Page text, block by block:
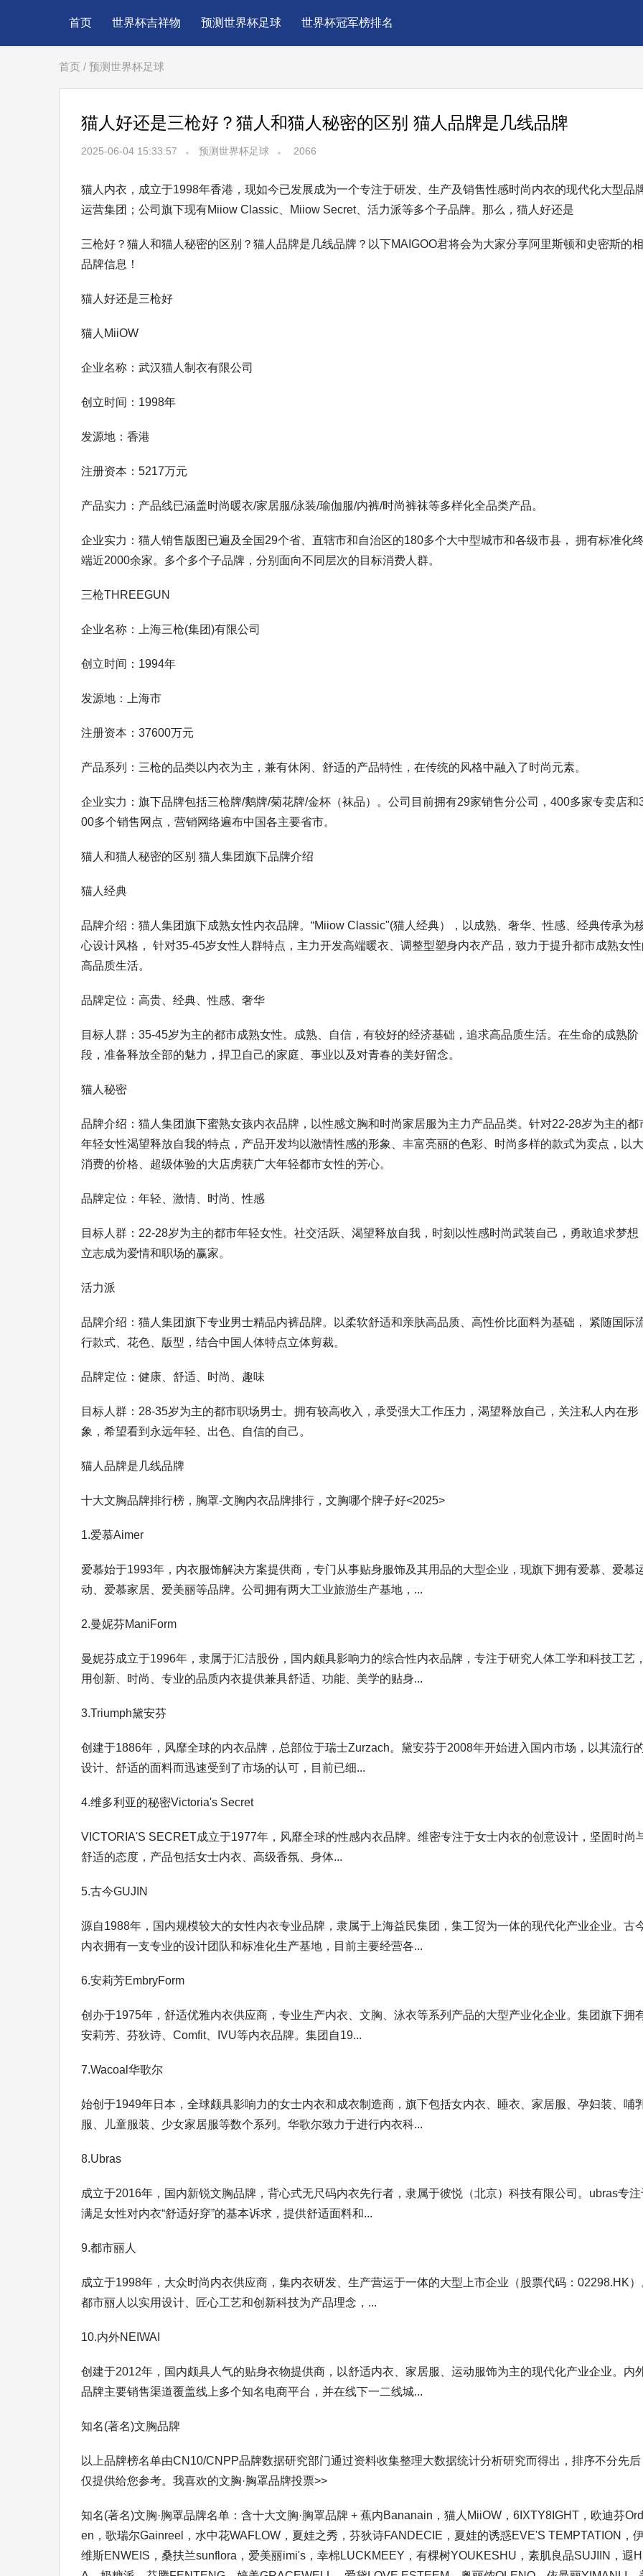
首页 世界杯吉祥物 预测世界杯足球 世界杯冠军榜排名
首页 / 预测世界杯足球
猫人好还是三枪好？猫人和猫人秘密的区别 猫人品牌是几线品牌
2025-06-04 15:33:57 预测世界杯足球 2066
猫人内衣，成立于1998年香港，现如今已发展成为一个专注于研发、生产及销售性感时尚内衣的现代化大型品
运营集团；公司旗下现有Miiow Classic、Miiow Secret、活力派等多个子品牌。那么，猫人好还是
三枪好？猫人和猫人秘密的区别？猫人品牌是几线品牌？以下MAIGOO君将会为大家分享阿里斯顿和史密斯的
品牌信息！
猫人好还是三枪好
猫人MiiOW
企业名称：武汉猫人制衣有限公司
创立时间：1998年
发源地：香港
注册资本：5217万元
产品实力：产品线已涵盖时尚暖衣/家居服/泳装/瑜伽服/内裤/时尚裤袜等多样化全品类产品。
企业实力：猫人销售版图已遍及全国29个省、直辖市和自治区的180多个大中型城市和各级市县， 拥有标准化
端近2000余家。多个多个子品牌，分别面向不同层次的目标消费人群。
三枪THREEGUN
企业名称：上海三枪(集团)有限公司
创立时间：1994年
发源地：上海市
注册资本：37600万元
产品系列：三枪的品类以内衣为主，兼有休闲、舒适的产品特性，在传统的风格中融入了时尚元素。
企业实力：旗下品牌包括三枪牌/鹅牌/菊花牌/金杯（袜品）。公司目前拥有29家销售分公司，400多家专卖店和
00多个销售网点，营销网络遍布中国各主要省市。
猫人和猫人秘密的区别 猫人集团旗下品牌介绍
猫人经典
品牌介绍：猫人集团旗下成熟女性内衣品牌。“Miiow Classic"(猫人经典），以成熟、奢华、性感、经典传承为
心设计风格， 针对35-45岁女性人群特点，主力开发高端暖衣、调整型塑身内衣产品，致力于提升都市成熟女
高品质生活。
品牌定位：高贵、经典、性感、奢华
目标人群：35-45岁为主的都市成熟女性。成熟、自信，有较好的经济基础，追求高品质生活。在生命的成熟阶
段，准备释放全部的魅力，捍卫自己的家庭、事业以及对青春的美好留念。
猫人秘密
品牌介绍：猫人集团旗下蜜熟女孩内衣品牌，以性感文胸和时尚家居服为主力产品品类。针对22-28岁为主的都
年轻女性渴望释放自我的特点，产品开发均以激情性感的形象、丰富亮丽的色彩、时尚多样的款式为卖点，以
消费的价格、超级体验的大店虏获广大年轻都市女性的芳心。
品牌定位：年轻、激情、时尚、性感
目标人群：22-28岁为主的都市年轻女性。社交活跃、渴望释放自我，时刻以性感时尚武装自己，勇敢追求梦想
立志成为爱情和职场的赢家。
活力派
品牌介绍：猫人集团旗下专业男士精品内裤品牌。以柔软舒适和亲肤高品质、高性价比面料为基础， 紧随国际
行款式、花色、版型，结合中国人体特点立体剪裁。
品牌定位：健康、舒适、时尚、趣味
目标人群：28-35岁为主的都市职场男士。拥有较高收入，承受强大工作压力，渴望释放自己，关注私人内在形
象，希望看到永远年轻、出色、自信的自己。
猫人品牌是几线品牌
十大文胸品牌排行榜，胸罩-文胸内衣品牌排行，文胸哪个牌子好<2025>
1.爱慕Aimer
爱慕始于1993年，内衣服饰解决方案提供商，专门从事贴身服饰及其用品的大型企业，现旗下拥有爱慕、爱慕
动、爱慕家居、爱美丽等品牌。公司拥有两大工业旅游生产基地，...
2.曼妮芬ManiForm
曼妮芬成立于1996年，隶属于汇洁股份，国内颇具影响力的综合性内衣品牌，专注于研究人体工学和科技工艺
用创新、时尚、专业的品质内衣提供兼具舒适、功能、美学的贴身...
3.Triumph黛安芬
创建于1886年，风靡全球的内衣品牌，总部位于瑞士Zurzach。黛安芬于2008年开始进入国内市场，以其流行
设计、舒适的面料而迅速受到了市场的认可，目前已细...
4.维多利亚的秘密Victoria's Secret
VICTORIA'S SECRET成立于1977年，风靡全球的性感内衣品牌。维密专注于女士内衣的创意设计，坚固时尚
舒适的态度，产品包括女士内衣、高级香氛、身体...
5.古今GUJIN
源自1988年，国内规模较大的女性内衣专业品牌，隶属于上海益民集团，集工贸为一体的现代化产业企业。古
内衣拥有一支专业的设计团队和标准化生产基地，目前主要经营各...
6.安莉芳EmbryForm
创办于1975年，舒适优雅内衣供应商，专业生产内衣、文胸、泳衣等系列产品的大型产业化企业。集团旗下拥
安莉芳、芬狄诗、Comfit、IVU等内衣品牌。集团自19...
7.Wacoal华歌尔
始创于1949年日本，全球颇具影响力的女士内衣和成衣制造商，旗下包括女内衣、睡衣、家居服、孕妇装、哺
服、儿童服装、少女家居服等数个系列。华歌尔致力于进行内衣科...
8.Ubras
成立于2016年，国内新锐文胸品牌，背心式无尺码内衣先行者，隶属于彼悦（北京）科技有限公司。ubras专注
满足女性对内衣“舒适好穿”的基本诉求，提供舒适面料和...
9.都市丽人
成立于1998年，大众时尚内衣供应商，集内衣研发、生产营运于一体的大型上市企业（股票代码：02298.HK）
都市丽人以实用设计、匠心工艺和创新科技为产品理念，...
10.内外NEIWAI
创建于2012年，国内颇具人气的贴身衣物提供商，以舒适内衣、家居服、运动服饰为主的现代化产业企业。内
品牌主要销售渠道覆盖线上多个知名电商平台，并在线下一二线城...
知名(著名)文胸品牌
以上品牌榜名单由CN10/CNPP品牌数据研究部门通过资料收集整理大数据统计分析研究而得出，排序不分先后
仅提供给您参考。我喜欢的文胸·胸罩品牌投票>>
知名(著名)文胸·胸罩品牌名单：含十大文胸·胸罩品牌 + 蕉内Bananain，猫人MiiOW，6IXTY8IGHT，欧迪芬
en，歌瑞尔Gainreel，水中花WAFLOW，夏娃之秀，芬狄诗FANDECIE，夏娃的诱惑EVE'S TEMPTATION，
维斯ENWEIS，桑扶兰sunflora，爱美丽imi's，幸棉LUCKMEEY，有棵树YOUKESHU，素肌良品SUJIIN，遐